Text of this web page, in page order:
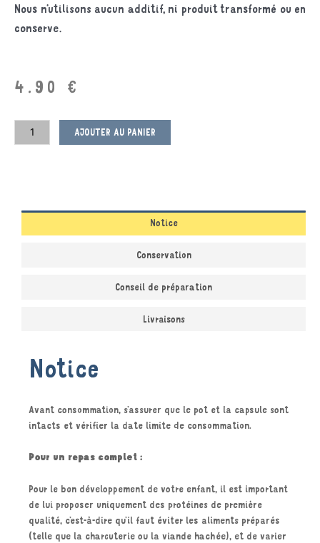
Nous n’utilisons aucun additif, ni produit transformé ou en
conserve.
4.90 €
AJOUTER AU PANIER
Notice
Conservation
Conseil de préparation
Livraisons
Notice
Avant consommation, s’assurer que le pot et la capsule sont
intacts et vérifier la date limite de consommation.
Pour un repas complet :
Pour le bon développement de votre enfant, il est important
de lui proposer uniquement des protéines de première
qualité, c’est-à-dire qu’il faut éviter les aliments préparés
(telle que la charcuterie ou la viande hachée), et de varier